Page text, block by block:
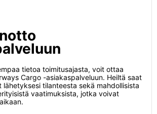
tietoa toimitusajasta, voit ottaa
Cargo -asiakaspalveluun. Heiltä saat
lähetyksesi tilanteesta sekä mahdollisista
vaatimuksista, jotka voivat